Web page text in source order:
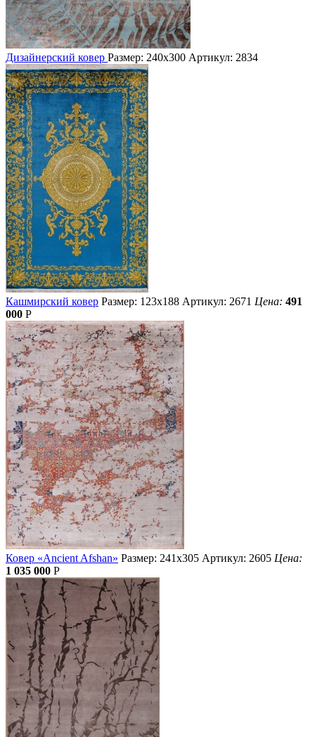
Дизайнерский ковер Размер: 240х300 Артикул: 2834
Кашмирский ковер Размер: 123х188 Артикул: 2671 Цена: 491
000 Р
Ковер «Ancient Afshan» Размер: 241х305 Артикул: 2605 Цена:
1 035 000 Р